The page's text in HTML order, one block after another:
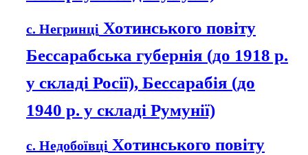
с. Негринці Хотинського повіту
Бессарабська губернія (до 1918 р.
у складі Росії), Бессарабія (до
1940 р. у складі Румунії)
с. Недобоївці Хотинського повіту